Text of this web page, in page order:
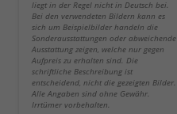
liegt in der Regel nicht in Deutsch bei.
Bei den verwendeten Bildern kann es
sich um Beispielbilder handeln die
Sonderausstattungen oder abweichende
Ausstattung zeigen, welche nur gegen
Aufpreis zu erhalten sind. Die
schriftliche Beschreibung ist
entscheidend, nicht die gezeigten Bilder.
Alle Angaben sind ohne Gewähr.
Irrtümer vorbehalten.